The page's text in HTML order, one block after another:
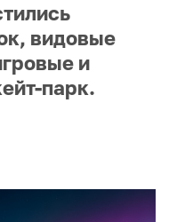
видовые
и
парк.